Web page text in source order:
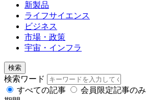
新製品
ライフサイエンス
ビジネス
市場・政策
宇宙・インフラ
検索
検索ワード
すべての記事
会員限定記事のみ